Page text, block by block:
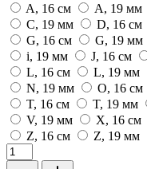
A, 16 см
A, 19 мм
C, 19 мм
D, 16 см
G, 16 см
G, 19 мм
i, 19 мм
J, 16 см
L, 16 см
L, 19 мм
N, 19 мм
O, 16 см
T, 16 см
T, 19 мм
V, 19 мм
X, 16 см
Z, 16 см
Z, 19 мм